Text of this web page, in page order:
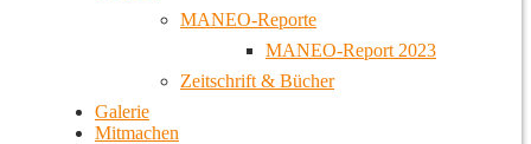
MANEO-Reporte
MANEO-Report 2023
Zeitschrift & Bücher
Galerie
Mitmachen